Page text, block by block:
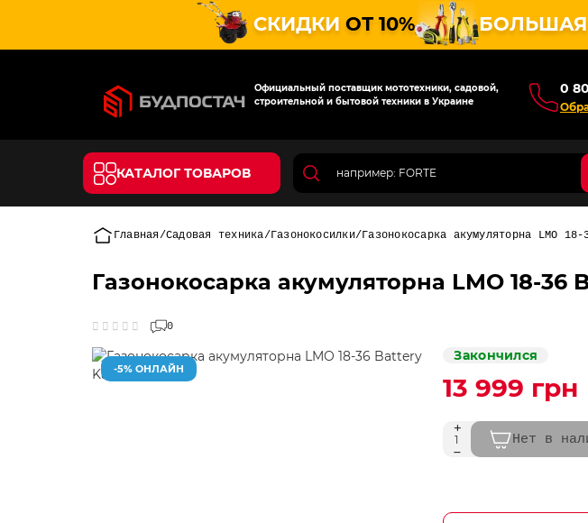
СКИДКИ ОТ 10% БОЛЬШАЯ
Официальный поставщик мототехники, садовой,
строительной и бытовой техники в Украине
0
КАТАЛОГ ТОВАРОВ
Главная Садовая техника Газонокосилки Газонокосарка акумуляторна LMO
Газонокосарка акумуляторна LMO 18-36
0
-5% ОНЛАЙН
Закончился
13 999 грн
Нет в